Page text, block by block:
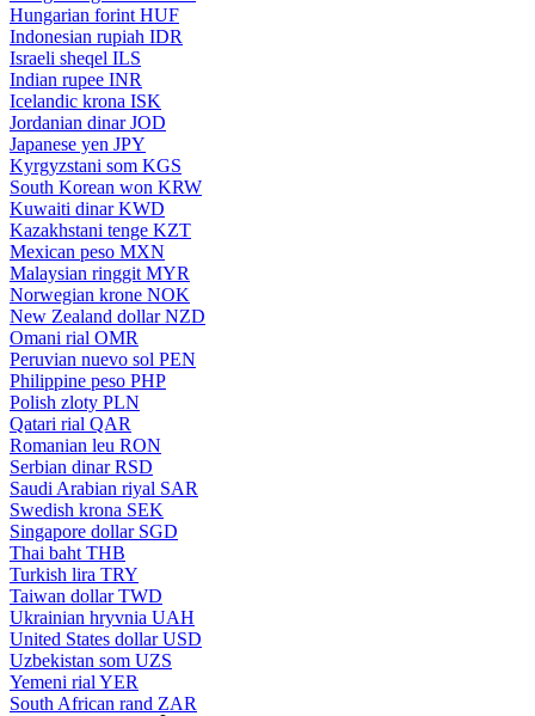
Hungarian forint HUF
Indonesian rupiah IDR
Israeli sheqel ILS
Indian rupee INR
Icelandic krona ISK
Jordanian dinar JOD
Japanese yen JPY
Kyrgyzstani som KGS
South Korean won KRW
Kuwaiti dinar KWD
Kazakhstani tenge KZT
Mexican peso MXN
Malaysian ringgit MYR
Norwegian krone NOK
New Zealand dollar NZD
Omani rial OMR
Peruvian nuevo sol PEN
Philippine peso PHP
Polish zloty PLN
Qatari rial QAR
Romanian leu RON
Serbian dinar RSD
Saudi Arabian riyal SAR
Swedish krona SEK
Singapore dollar SGD
Thai baht THB
Turkish lira TRY
Taiwan dollar TWD
Ukrainian hryvnia UAH
United States dollar USD
Uzbekistan som UZS
Yemeni rial YER
South African rand ZAR